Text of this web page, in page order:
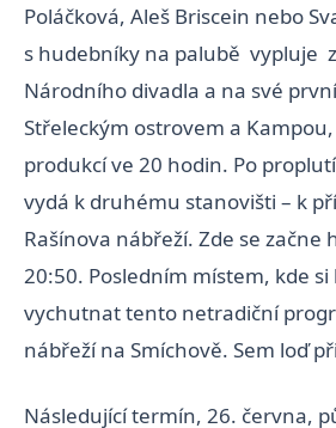
Poláčková, Aleš Briscein nebo
s hudebníky na palubě vypluje
Národního divadla a na své
Střeleckým ostrovem a
produkcí ve 20 hodin. Po
vydá k druhému stanovišti – k
Rašínova nábřeží. Zde se začne
20:50. Posledním místem, kde
vychutnat tento netradiční
nábřeží na Smíchově. Sem loď
Následující termín, 26. června,